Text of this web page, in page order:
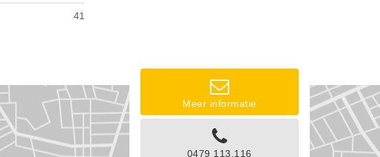
41
Meer informatie
0479 113.116